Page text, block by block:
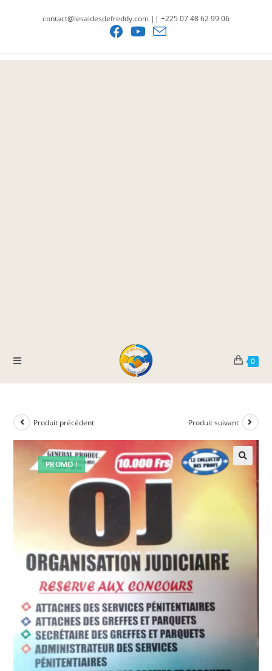
contact@lesaidesdefreddy.com || +225 07 48 62 99 06
0
PROMO !
Produit précédent Produit suivant